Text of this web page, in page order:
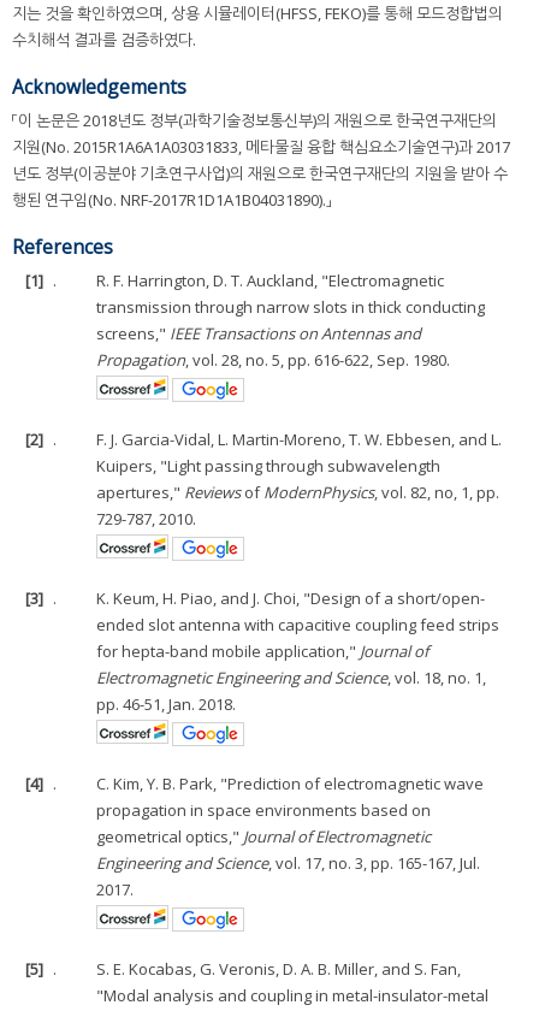
지는 것을 확인하였으며, 상용 시뮬레이터(HFSS, FEKO)를 통해 모드정합법의
수치해석 결과를 검증하였다.
Acknowledgements
「이 논문은 2018년도 정부(과학기술정보통신부)의 재원으로 한국연구재단의
지원(No. 2015R1A6A1A03031833, 메타물질 융합 핵심요소기술연구)과 2017
년도 정부(이공분야 기초연구사업)의 재원으로 한국연구재단의 지원을 받아 수
행된 연구임(No. NRF-2017R1D1A1B04031890).」
References
[1] .
R. F. Harrington, D. T. Auckland, "Electromagnetic
transmission through narrow slots in thick conducting
screens," IEEE Transactions on Antennas and
Propagation, vol. 28, no. 5, pp. 616-622, Sep. 1980.
[2] .
F. J. Garcia-Vidal, L. Martin-Moreno, T. W. Ebbesen, and L.
Kuipers, "Light passing through subwavelength
apertures," ReviewsofModernPhysics, vol. 82, no, 1, pp.
729-787, 2010.
[3] .
K. Keum, H. Piao, and J. Choi, "Design of a short/open-
ended slot antenna with capacitive coupling feed strips
for hepta-band mobile application," Journal of
Electromagnetic Engineering and Science, vol. 18, no. 1,
pp. 46-51, Jan. 2018.
[4] .
C. Kim, Y. B. Park, "Prediction of electromagnetic wave
propagation in space environments based on
geometrical optics," Journal of Electromagnetic
Engineering and Science, vol. 17, no. 3, pp. 165-167, Jul.
2017.
[5] .
S. E. Kocabas, G. Veronis, D. A. B. Miller, and S. Fan,
"Modal analysis and coupling in metal-insulator-metal